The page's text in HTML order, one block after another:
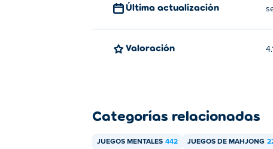
Última actualización
Valoración
Categorías relacionadas
JUEGOS MENTALES 442 JUEGOS DE MAHJONG